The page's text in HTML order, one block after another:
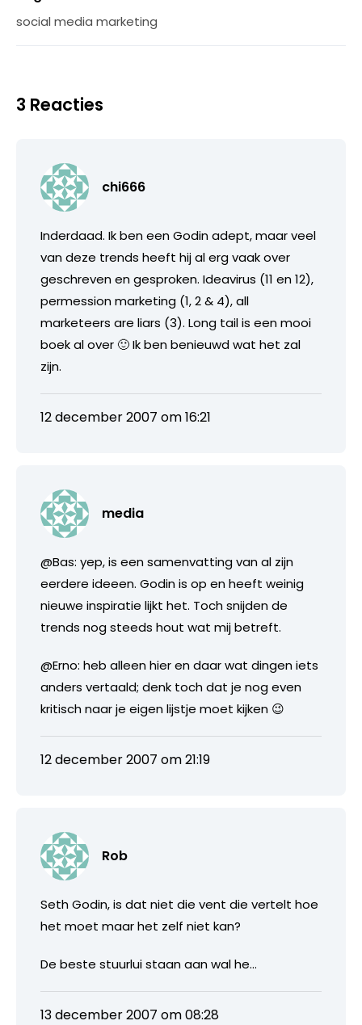
social media marketing
3 Reacties
chi666
Inderdaad. Ik ben een Godin adept, maar veel
van deze trends heeft hij al erg vaak over
geschreven en gesproken. Ideavirus (11 en 12),
permession marketing (1, 2 & 4), all
marketeers are liars (3). Long tail is een mooi
boek al over 🙂 Ik ben benieuwd wat het zal
zijn.
12 december 2007 om 16:21
media
@Bas: yep, is een samenvatting van al zijn
eerdere ideeen. Godin is op en heeft weinig
nieuwe inspiratie lijkt het. Toch snijden de
trends nog steeds hout wat mij betreft.
@Erno: heb alleen hier en daar wat dingen iets
anders vertaald; denk toch dat je nog even
kritisch naar je eigen lijstje moet kijken 😉
12 december 2007 om 21:19
Rob
Seth Godin, is dat niet die vent die vertelt hoe
het moet maar het zelf niet kan?
De beste stuurlui staan aan wal he…
13 december 2007 om 08:28